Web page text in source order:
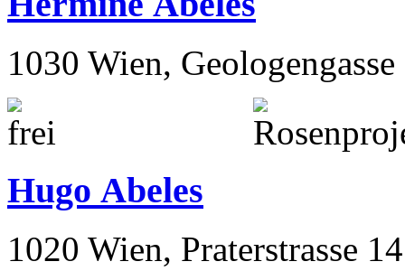
1030 Wien,
Hugo Abeles
1020 Wien, Praterstrasse 14